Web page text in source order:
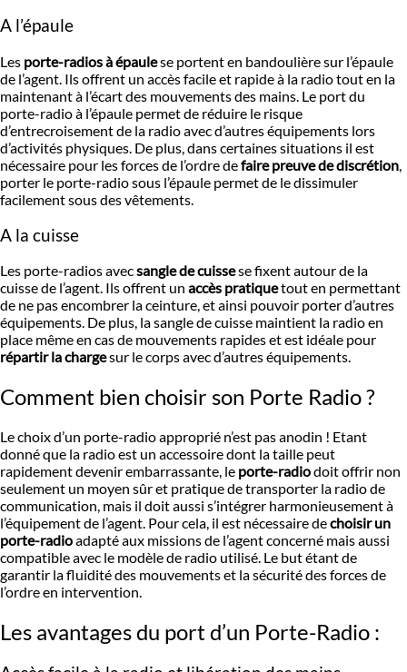
A l’épaule
Les porte-radios à épaulese portent en bandoulière sur l’épaule
de l’agent. Ils offrent un accès facile et rapide à la radio tout en la
maintenant à l’écart des mouvements des mains. Le port du
porte-radio à l’épaule permet de réduire le risque
d’entrecroisement de la radio avec d’autres équipements lors
d’activités physiques. De plus, dans certaines situations il est
nécessaire pour les forces de l’ordre defaire preuve de discrétion,
porter le porte-radio sous l’épaule permet de le dissimuler
facilement sous des vêtements.
A la cuisse
Les porte-radios avecsangle de cuissese fixent autour de la
cuisse de l’agent. Ils offrent un accès pratiquetout en permettant
de ne pas encombrer la ceinture, et ainsi pouvoir porter d’autres
équipements. De plus, la sangle de cuisse maintient la radio en
place même en cas de mouvements rapides et est idéale pour
répartir la chargesur le corps avec d’autres équipements.
Comment bien choisir son Porte Radio ?
Le choix d’un porte-radio approprié n’est pas anodin ! Etant
donné que la radio est un accessoire dont la taille peut
rapidement devenir embarrassante, le porte-radiodoit offrir non
seulement un moyen sûr et pratique de transporter la radio de
communication, mais il doit aussi s’intégrer harmonieusement à
l’équipement de l’agent. Pour cela, il est nécessaire dechoisir un
porte-radioadapté aux missions de l’agent concerné mais aussi
compatible avec le modèle de radio utilisé. Le but étant de
garantir la fluidité des mouvements et la sécurité des forces de
l’ordre en intervention.
Les avantages du port d’un Porte-Radio :